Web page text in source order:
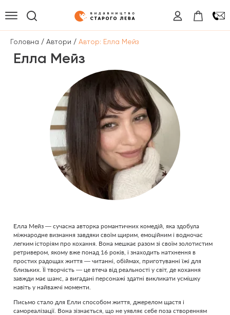
Головна / Автори / Автор: Елла Мейз
Елла Мейз
Елла Мейз — сучасна авторка романтичних комедій, яка здобула
міжнародне визнання завдяки своїм щирим, емоційним і водночас
легким історіям про кохання. Вона мешкає разом зі своїм золотистим
ретривером, якому вже понад 16 років, і знаходить натхнення в
простих радощах життя — читанні, обіймах, приготуванні їжі для
близьких. Її творчість — це втеча від реальності у світ, де кохання
завжди має шанс, а вигадані персонажі здатні викликати усмішку
навіть у найважчі моменти.
Письмо стало для Елли способом життя, джерелом щастя і
самореалізації. Вона зізнається, що не уявляє себе поза створенням